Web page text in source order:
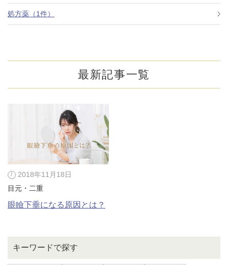
処方薬（1件）
キーワードで探す
最新記事一覧
2018年11月18日
目元・二重
眼瞼下垂になる原因とは？